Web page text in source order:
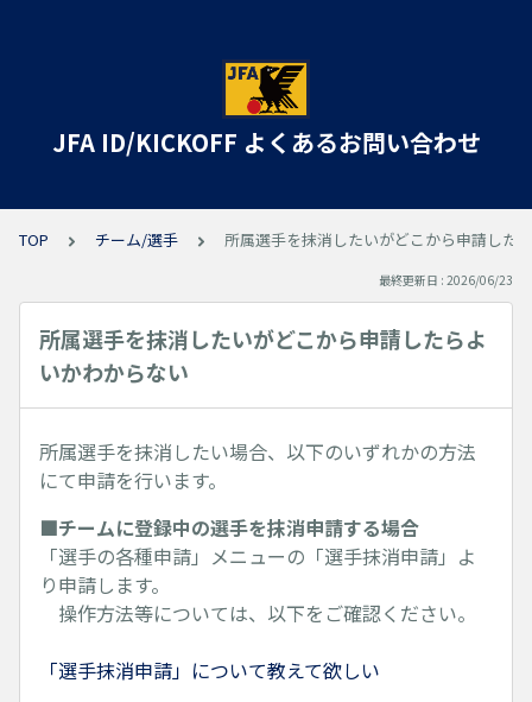
JFA ID/KICKOFF よくあるお問い合わせ
TOP チーム/選手 所属選手を抹消したいがどこから申請した
最終更新日 : 2026/06/23
所属選手を抹消したいがどこから申請したらよ
いかわからない
所属選手を抹消したい場合、以下のいずれかの方法
にて申請を行います。
■チームに登録中の選手を抹消申請する場合
「選手の各種申請」メニューの「選手抹消申請」よ
り申請します。
操作方法等については、以下をご確認ください。
「選手抹消申請」について教えて欲しい